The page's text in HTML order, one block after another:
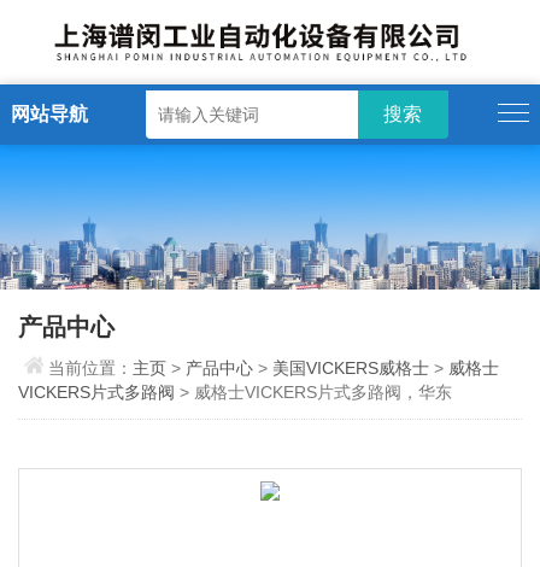
网站导航
产品中心
当前位置： 主页> 产品中心 > 美国VICKERS威格士 > 威格士
VICKERS片式多路阀 > 威格士VICKERS片式多路阀，华东